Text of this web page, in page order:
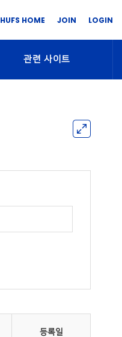
HUFS HOME JOIN LOGIN
관련 사이트
등록일